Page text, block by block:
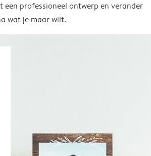
een professioneel ontwerp en verander
wat je maar wilt.